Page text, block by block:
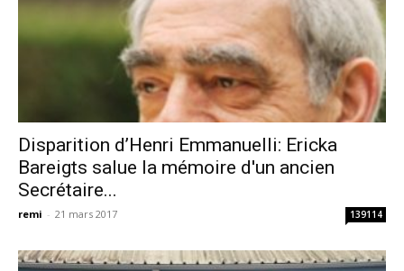
Disparition d’Henri Emmanuelli: Ericka
Bareigts salue la mémoire d'un ancien
Secrétaire...
remi - 21 mars 2017 139114